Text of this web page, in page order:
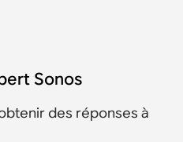
Sonos
des réponses à